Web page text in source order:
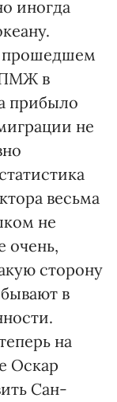
иногда
прошедшем
ПМЖ в
прибыло
не
весьма
не
очень,
сторону
в
на
Оскар
Сан-